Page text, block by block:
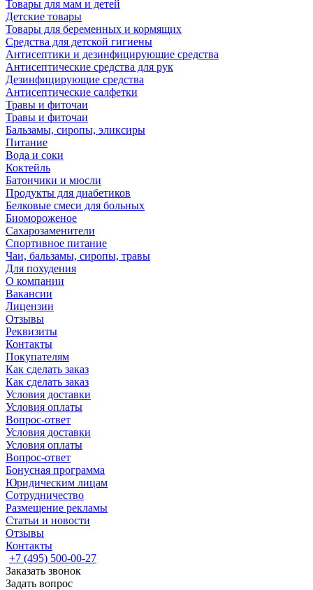
Товары для мам и детей
Детские товары
Товары для беременных и кормящих
Средства для детской гигиены
Антисептики и дезинфицирующие средства
Антисептические средства для рук
Дезинфицирующие средства
Антисептические салфетки
Травы и фиточаи
Травы и фиточаи
Бальзамы, сиропы, эликсиры
Питание
Вода и соки
Коктейль
Батончики и мюсли
Продукты для диабетиков
Белковые смеси для больных
Биомороженое
Сахарозаменители
Спортивное питание
Чаи, бальзамы, сиропы, травы
Для похудения
О компании
Вакансии
Лицензии
Отзывы
Реквизиты
Контакты
Покупателям
Как сделать заказ
Как сделать заказ
Условия доставки
Условия оплаты
Вопрос-ответ
Условия доставки
Условия оплаты
Вопрос-ответ
Бонусная программа
Юридическим лицам
Сотрудничество
Размещение рекламы
Статьи и новости
Отзывы
Контакты
+7 (495) 500-00-27
Заказать звонок
Задать вопрос